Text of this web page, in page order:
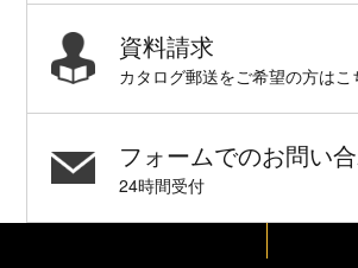
資料請求
カタログ郵送をご希望の方はこ
フォームでのお問い
24時間受付